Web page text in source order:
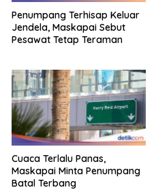
Penumpang Terhisap Keluar
Jendela, Maskapai Sebut
Pesawat Tetap Teraman
Cuaca Terlalu Panas,
Maskapai Minta Penumpang
Batal Terbang